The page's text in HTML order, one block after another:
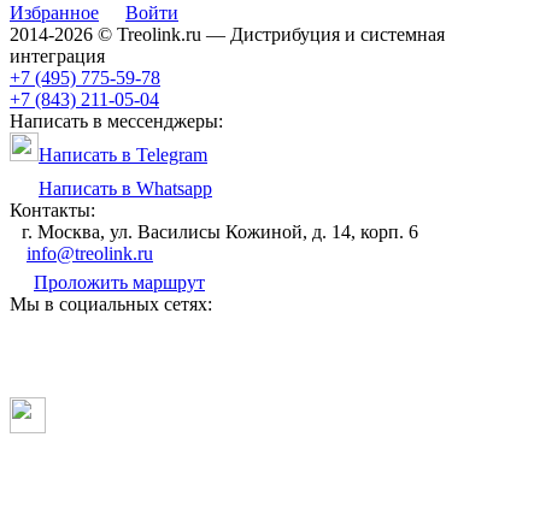
Избранное
Войти
2014-2026 © Treolink.ru — Дистрибуция и системная
интеграция
+7 (495) 775-59-78
+7 (843) 211-05-04
Написать в мессенджеры:
Написать в Telegram
Написать в Whatsapp
Контакты:
г. Москва, ул. Василисы Кожиной, д. 14, корп. 6
info@treolink.ru
Проложить маршрут
Мы в социальных сетях: